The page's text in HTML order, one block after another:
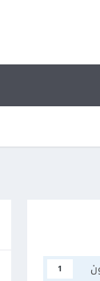
1